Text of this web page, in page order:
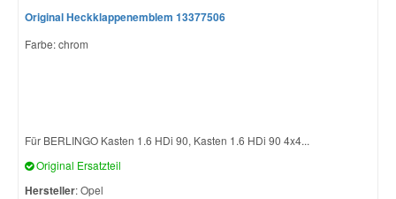
Original Heckklappenemblem 13377506
Farbe: chrom
Für BERLINGO Kasten 1.6 HDi 90, Kasten 1.6 HDi 90 4x4...
Original Ersatzteil
Hersteller: Opel